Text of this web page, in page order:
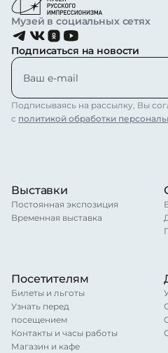
Музей в социальных сетях
Подписаться на новости
Подписываясь на рассылку, Вы
с политикой обработки
Выставки
Постоянная экспозиция
Временная выставка
Посетителям
Билеты и льготы
Узнать перед
посещением
Контакты и часы работы
Магазин и кафе